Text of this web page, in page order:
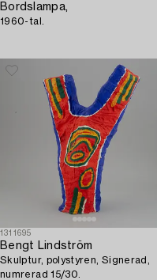
Bordslampa,
1960-tal.
1311695
Bengt Lindström
Skulptur, polystyren, Signerad,
numrerad 15/30.